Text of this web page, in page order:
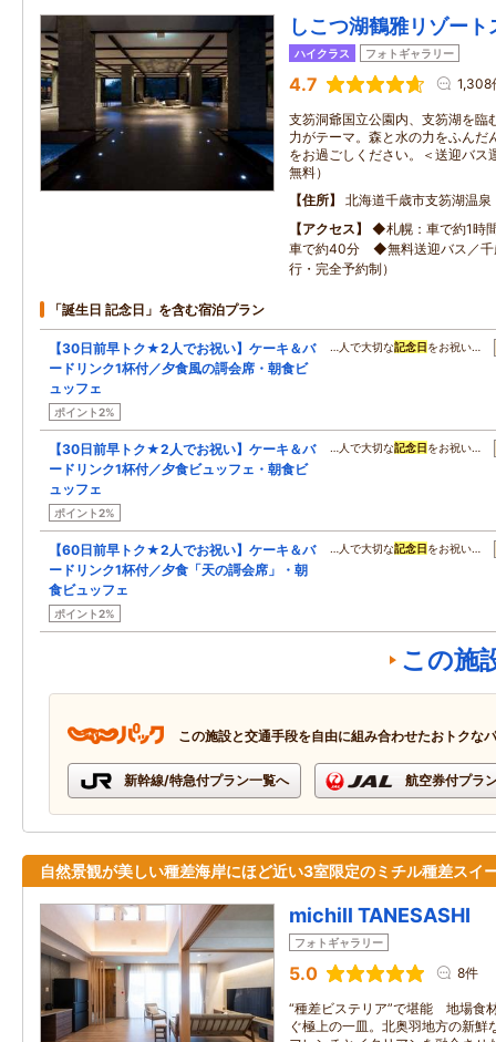
しこつ湖鶴雅リゾート
ハイクラス フォトギャラリー
4.7 1,308
支笏洞爺国立公園内、支笏湖を臨
力がテーマ。森と水の力をふんだ
をお過ごしください。＜送迎バス
無料）
住所
北海道千歳市支笏湖温泉
アクセス
◆札幌：車で約1
車で約40分 ◆無料送迎バス／千
行・完全予約制）
「誕生日 記念日」を含む宿泊プラン
【30日前早トク★2人でお祝い】ケーキ＆バ
ードリンク1杯付／夕食風の謌会席・朝食ビ
ュッフェ
ポイント2%
…人で大切な記念日 をお祝い…
【30日前早トク★2人でお祝い】ケーキ＆バ
ードリンク1杯付／夕食ビュッフェ・朝食ビ
ュッフェ
ポイント2%
…人で大切な記念日 をお祝い…
【60日前早トク★2人でお祝い】ケーキ＆バ
ードリンク1杯付／夕食「天の謌会席」・朝
食ビュッフェ
ポイント2%
…人で大切な記念日 をお祝い…
この施
この施設と交通手段を自由に組み合わせたおトクな
新幹線/特急付プラン一覧へ 航空券付プラ
自然景観が美しい種差海岸にほど近い3室限定のミチル種差スイ
michill TANESASHI
フォトギャラリー
5.0 8件
“種差ビステリア”で堪能 地場食
ぐ極上の一皿。北奥羽地方の新鮮